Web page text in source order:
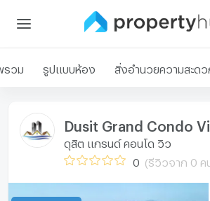
รวม รูปแบบห้อง สิ่งอำนวยความสะดว
Dusit Grand Condo
ดุสิต แกรนด์ คอนโด วิว
0 (รีวิวจาก 0 ค